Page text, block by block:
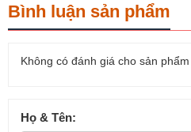
Bình luận sản phẩm
Không có đánh giá cho sản phẩm
Họ & Tên: